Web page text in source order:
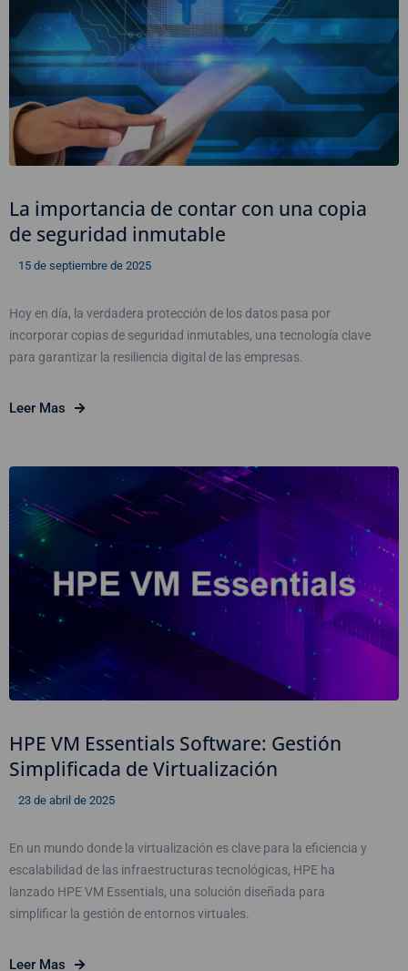
La importancia de contar con una copia
de seguridad inmutable
15 de septiembre de 2025
Hoy en día, la verdadera protección de los datos pasa por
incorporar copias de seguridad inmutables, una tecnología clave
para garantizar la resiliencia digital de las empresas.
Leer Mas
HPE VM Essentials Software: Gestión
Simplificada de Virtualización
23 de abril de 2025
En un mundo donde la virtualización es clave para la eficiencia y
escalabilidad de las infraestructuras tecnológicas, HPE ha
lanzado HPE VM Essentials, una solución diseñada para
simplificar la gestión de entornos virtuales.
Leer Mas